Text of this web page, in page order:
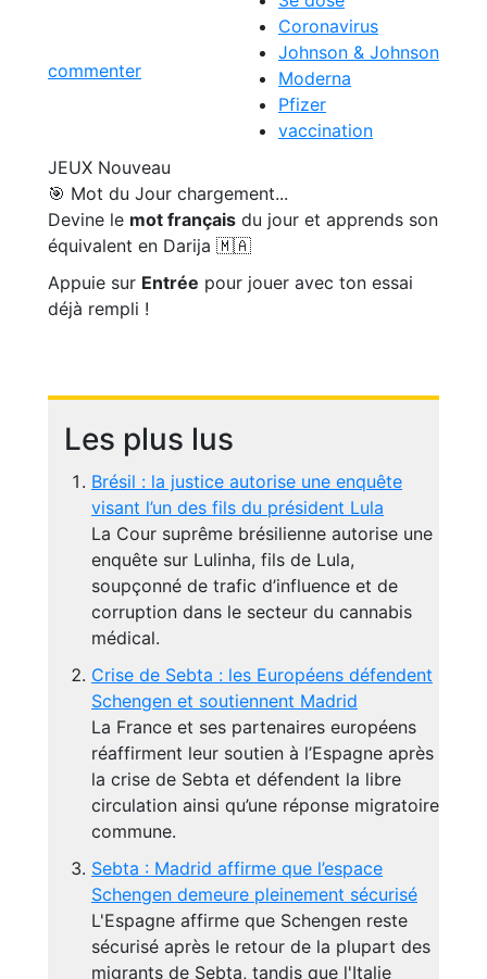
commenter
Coronavirus
Johnson & Johnson
Moderna
Pfizer
vaccination
JEUX Nouveau
🎯 Mot du Jour chargement...
Devine le mot français du jour et apprends son
équivalent en Darija 🇲🇦
Appuie sur Entrée pour jouer avec ton essai
déjà rempli !
Les plus lus
Brésil : la justice autorise une enquête
visant l’un des fils du président Lula
La Cour suprême brésilienne autorise une
enquête sur Lulinha, fils de Lula,
soupçonné de trafic d’influence et de
corruption dans le secteur du cannabis
médical.
Crise de Sebta : les Européens défendent
Schengen et soutiennent Madrid
La France et ses partenaires européens
réaffirment leur soutien à l’Espagne après
la crise de Sebta et défendent la libre
circulation ainsi qu’une réponse migratoire
commune.
Sebta : Madrid affirme que l’espace
Schengen demeure pleinement sécurisé
L'Espagne affirme que Schengen reste
sécurisé après le retour de la plupart des
migrants de Sebta, tandis que l'Italie